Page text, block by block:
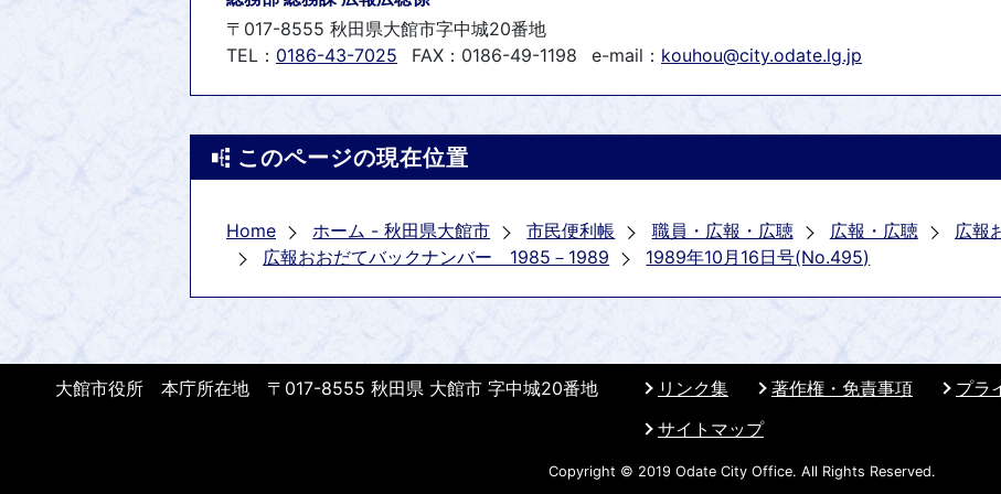
〒017-8555 秋田県大館市字中城20番地
TEL： 0186-43-7025 FAX：0186-49-1198 e-mail： kouhou@city.odate.lg.jp
このページの現在位置
Home ホーム - 秋田県大館市 市民便利帳 職員・広報・広聴 広報・広聴
広報
広報おおだてバックナンバー 1985－1989
1989年10月16日号(No.495)
リンク集 著作権・免責事項 プラ
サイトマップ
大館市役所 本庁所在地 〒017-8555 秋田県 大館市 字中城20番地
Copyright © 2019 Odate City Office. All Rights Reserved.